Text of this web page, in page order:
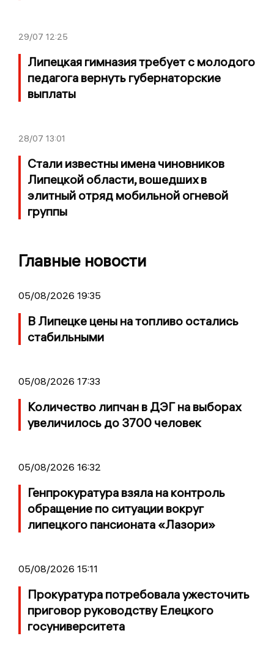
29/07 12:25
Липецкая гимназия требует с молодого
педагога вернуть губернаторские
выплаты
28/07 13:01
Стали известны имена чиновников
Липецкой области, вошедших в
элитный отряд мобильной огневой
группы
Главные новости
05/08/2026 19:35
В Липецке цены на топливо остались
стабильными
05/08/2026 17:33
Количество липчан в ДЭГ на выборах
увеличилось до 3700 человек
05/08/2026 16:32
Генпрокуратура взяла на контроль
обращение по ситуации вокруг
липецкого пансионата «Лазори»
05/08/2026 15:11
Прокуратура потребовала ужесточить
приговор руководству Елецкого
госуниверситета